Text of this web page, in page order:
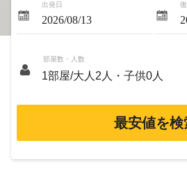
出発日
部屋数・人数
最安値を検